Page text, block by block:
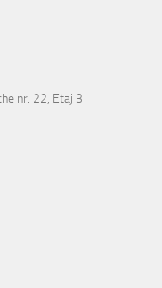
nr. 22, Etaj 3